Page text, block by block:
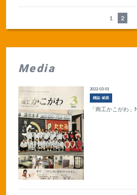
1 2
Media
雑誌･紙面
2022-03-01
「商工かこがわ